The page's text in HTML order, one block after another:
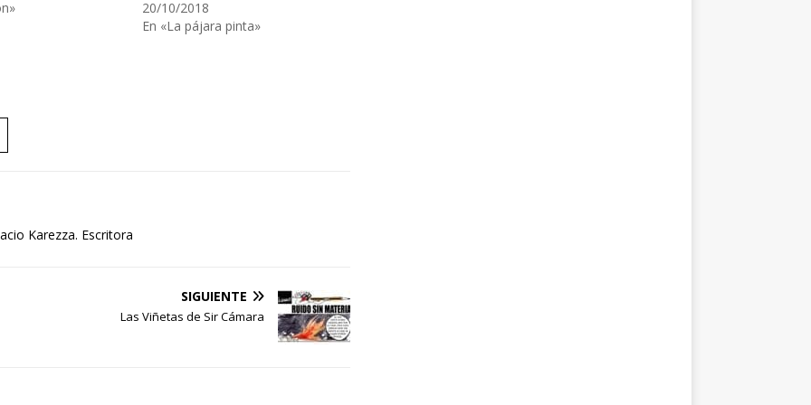
20/10/2018
En «La pájara pinta»
Karezza. Escritora
SIGUIENTE
Las Viñetas de Sir Cámara